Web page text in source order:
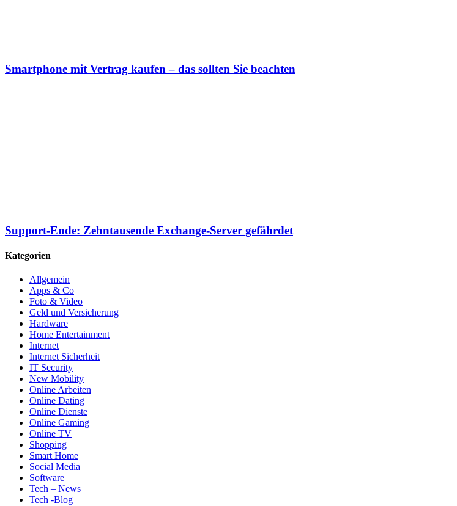
Smartphone mit Vertrag kaufen – das sollten Sie beachten
Support-Ende: Zehntausende Exchange-Server gefährdet
Kategorien
Allgemein
Apps & Co
Foto & Video
Geld und Versicherung
Hardware
Home Entertainment
Internet
Internet Sicherheit
IT Security
New Mobility
Online Arbeiten
Online Dating
Online Dienste
Online Gaming
Online TV
Shopping
Smart Home
Social Media
Software
Tech – News
Tech -Blog